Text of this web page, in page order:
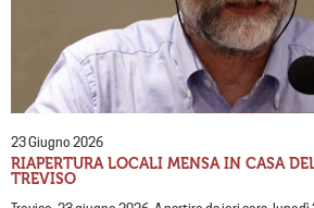
23 Giugno 2026
RIAPERTURA LOCALI MENSA IN CASA
TREVISO